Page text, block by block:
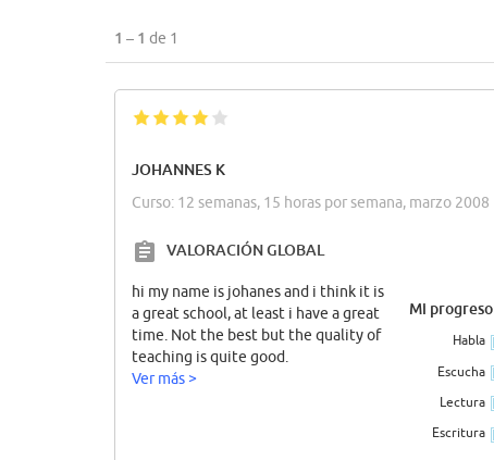
1 – 1 de 1
JOHANNES K
Curso: 12 semanas, 15 horas por semana, marzo 2008
VALORACIÓN GLOBAL
hi my name is johanes and i think it is
a great school, at least i have a great
time. Not the best but the quality of
teaching is quite good.
Ver más >
Mi progreso
Habla
Escucha
Lectura
Escritura